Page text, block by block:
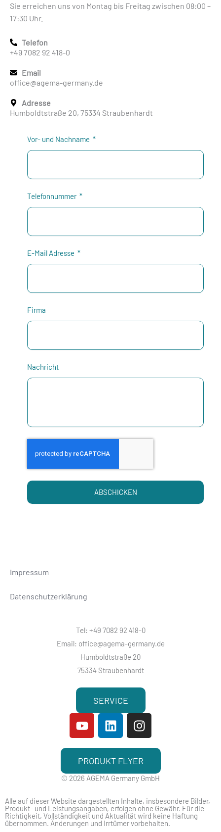
Sie erreichen uns von Montag bis Freitag zwischen 08:00 –
17:30 Uhr.
Telefon
+49 7082 92 418-0
Email
office@agema-germany.de
Adresse
Humboldtstraße 20, 75334 Straubenhardt
Vor- und Nachname
Telefonnummer
E-Mail Adresse
Firma
Nachricht
ABSCHICKEN
Impressum
Datenschutzerklärung
Tel: +49 7082 92 418-0
Email: office@agema-germany.de
Humboldtstraße 20
75334 Straubenhardt
SERVICE
Y
o
t
u
b
L
i
k
e
d
n
I
n
t
a
g
a
m
PRODUKT FLYER
© 2026 AGEMA Germany GmbH
Alle auf dieser Website dargestellten Inhalte, insbesondere Bilder,
Produkt- und Leistungsangaben, erfolgen ohne Gewähr. Für die
Richtigkeit, Vollständigkeit und Aktualität wird keine Haftung
übernommen. Änderungen und Irrtümer vorbehalten.